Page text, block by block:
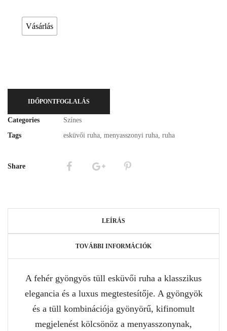
Vásárlás
IDŐPONTFOGLALÁS
Categories
Színes
Tags
esküvői ruha, menyasszonyi ruha, ruha
Share
LEÍRÁS
TOVÁBBI INFORMÁCIÓK
A fehér gyöngyös tüll esküvői ruha a klasszikus
elegancia és a luxus megtestesítője. A gyöngyök
és a tüll kombinációja gyönyörű, kifinomult
megjelenést kölcsönöz a menyasszonynak,